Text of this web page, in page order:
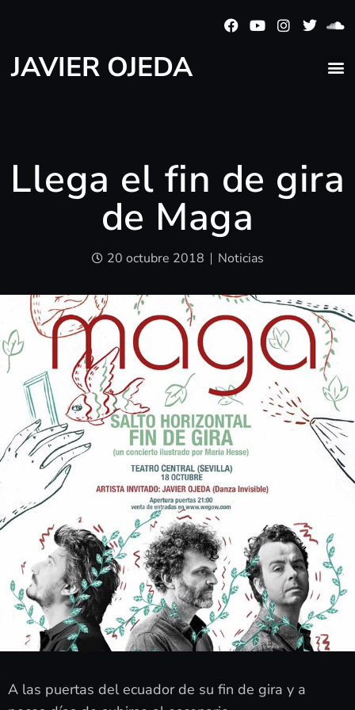
JAVIER OJEDA
Llega el fin de gira
de Maga
20 octubre 2018 Noticias
A las puertas del ecuador de su fin de gira y a